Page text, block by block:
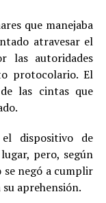
que manejaba
atravesar el
las autoridades
protocolario. El
las cintas que
dispositivo de
pero, según
negó a cumplir
aprehensión.